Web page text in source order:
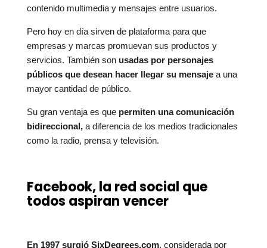
contenido multimedia y mensajes entre usuarios.
Pero hoy en día sirven de plataforma para que
empresas y marcas promuevan sus productos y
servicios. También son usadas por personajes
públicos que desean hacer llegar su mensajea una
mayor cantidad de público.
Su gran ventaja es que permiten una comunicación
bidireccional,a diferencia de los medios tradicionales
como la radio, prensa y televisión.
Facebook, la red social que
todos aspiran vencer
En 1997 surgió SixDegrees.com, considerada por